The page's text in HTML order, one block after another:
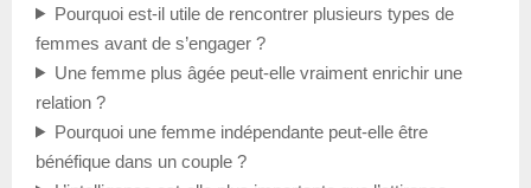
Pourquoi est-il utile de rencontrer plusieurs types de
femmes avant de s’engager ?
Une femme plus âgée peut-elle vraiment enrichir une
relation ?
Pourquoi une femme indépendante peut-elle être
bénéfique dans un couple ?